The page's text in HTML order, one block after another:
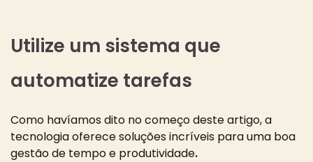
Utilize um sistema que
automatize tarefas
Como havíamos dito no começo deste artigo,a
tecnologia oferece soluções incríveis para uma boa
gestão de tempo e produtividade.